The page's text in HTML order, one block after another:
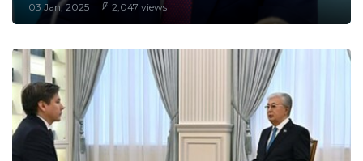
03 Jan, 2025 2,047 views